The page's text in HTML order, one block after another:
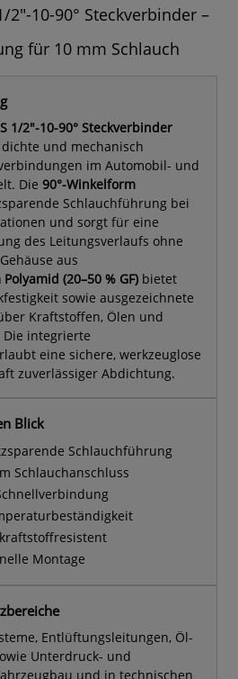
2"-10-90° Steckverbinder –
für 10 mm Schlauch
1/2"-10-90° Steckverbinder
und mechanisch
im Automobil- und
Die 90°-Winkelform
Schlauchführung bei
und sorgt für eine
des Leitungsverlaufs ohne
aus
(20–50 % GF) bietet
sowie ausgezeichnete
Kraftstoffen, Ölen und
integrierte
eine sichere, werkzeuglose
zuverlässiger Abdichtung.
Blick
Schlauchführung
Schlauchanschluss
Montage
Entlüftungsleitungen, Öl-
Unterdruck- und
und in technischen